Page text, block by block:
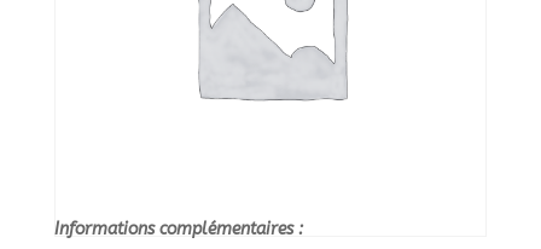
Informations complémentaires :